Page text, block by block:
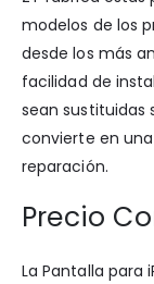
modelos de los
desde los más
facilidad de
sean sustituidas
convierte en
reparación.
Precio
La Pantalla para